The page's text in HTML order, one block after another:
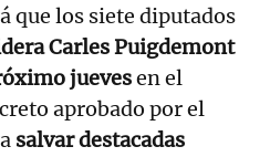
que los siete diputados
Carles Puigdemont
juevesen el
aprobado por el
salvar destacadas